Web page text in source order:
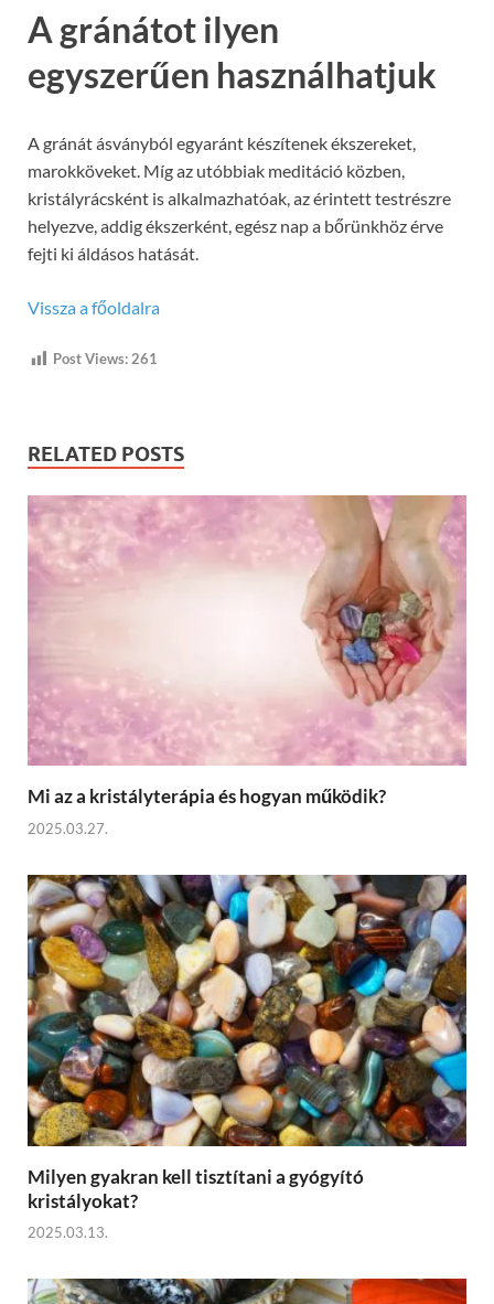
A gránátot ilyen
egyszerűen használhatjuk
A gránát ásványból egyaránt készítenek ékszereket,
marokköveket. Míg az utóbbiak meditáció közben,
kristályrácsként is alkalmazhatóak, az érintett testrészre
helyezve, addig ékszerként, egész nap a bőrünkhöz érve
fejti ki áldásos hatását.
Vissza a főoldalra
Post Views: 261
RELATED POSTS
Mi az a kristályterápia és hogyan működik?
2025.03.27.
Milyen gyakran kell tisztítani a gyógyító
kristályokat?
2025.03.13.